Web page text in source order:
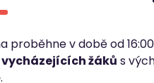
proběhne v době od
žáků s
.